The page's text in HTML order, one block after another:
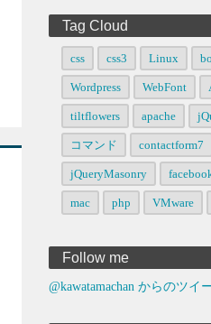
Tag Cloud
css css3 Linux
Wordpress WebFont
tiltflowers apache
コマンド contactform7
jQueryMasonry
mac php VMware
Follow me
@kawatamachan からのツイ